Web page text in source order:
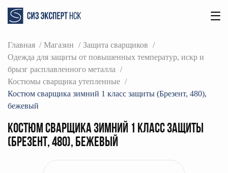
Главная Магазин
Защита сварщиков
Одежда для защиты от повышенных температур, искр и
брызг расплавленного металла
Костюмы сварщика утепленные
Костюм сварщика зимний 1 класс защиты (Брезент, 480),
бежевый
Костюм сварщика зимний 1 класс защиты
(Брезент, 480), бежевый